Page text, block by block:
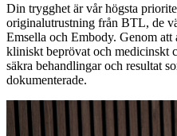
Din trygghet är vår högsta
originalutrustning från BTL, de
Emsella och Embody. Genom
kliniskt beprövat och medicinskt
säkra behandlingar och resultat
dokumenterade.